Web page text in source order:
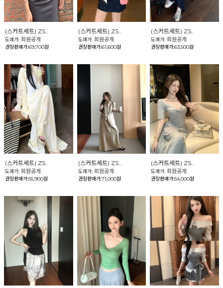
(스커트세트) ZS..
도매가: 회원공개
권장판매가:69,700원
(스커트세트) ZS..
도매가: 회원공개
권장판매가:61,600원
(스커트세트) ZS..
도매가:회원공개
권장판매가:63,500원
(스커트세트) ZS..
도매가: 회원공개
권장판매가:55,900원
(스커트세트) ZS..
도매가: 회원공개
권장판매가:71,000원
(스커트세트) ZS..
도매가:회원공개
권장판매가:54,000원